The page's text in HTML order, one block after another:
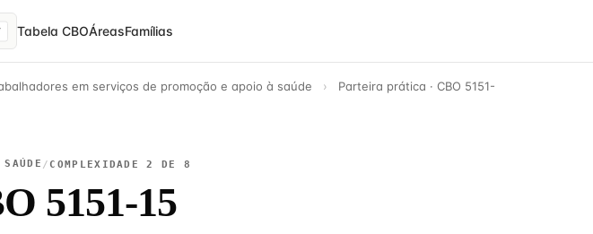
Tabela CBOÁreasFamílias
em serviços de promoção e apoio à saúde ›
Parteira prática · CBO 5151-
/ COMPLEXIDADE 2 DE 8
5151-15